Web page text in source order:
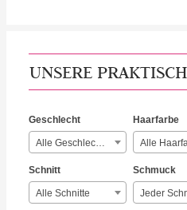
UNSERE
Geschlecht
Alle Geschlechter
Haarfarbe
Alle
Schnitt
Alle Schnitte
Schmuck
Jeder